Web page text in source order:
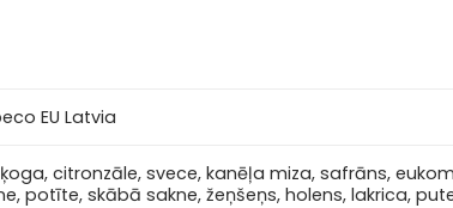
EU Latvia
citronzāle, svece, kanēļa miza, safrāns,
potīte, skābā sakne, žeņšeņs, holens, lakrica,